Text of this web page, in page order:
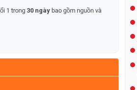
1 trong30 ngày bao gồm nguồn và